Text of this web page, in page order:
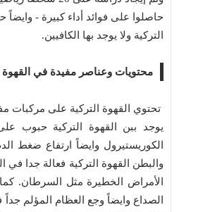
حاصلوا على فوائد أداء كبيرة -
التركية ولا يوجد بها الكافيين.
محتويات وعناصر مفيدة في القهوة
تحتوي القهوة التركية على مركبات
يوجد ببن القهوة التركية حبوب
الكوريستيرول وايضاً ارتفاع ضغط
والبطن القهوة التركية فعالة جدا
الأمراض الخطيرة مثل السرطان. كما
الصداع وايضاً وجع العظام المؤلم